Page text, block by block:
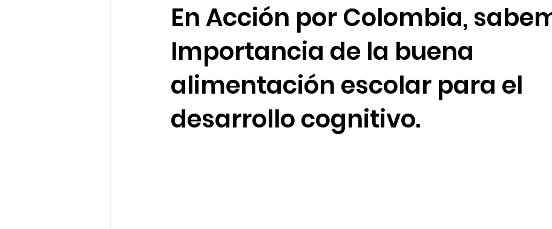
En Acción por Colombia,
Importancia de la buena
alimentación escolar para el
desarrollo cognitivo.